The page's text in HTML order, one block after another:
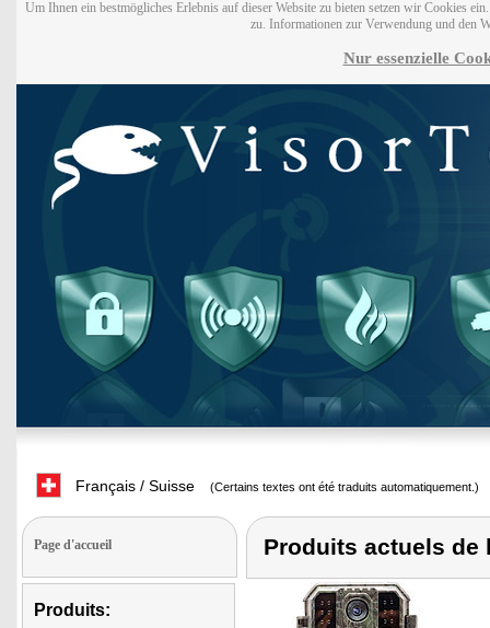
Um Ihnen ein bestmögliches Erlebnis auf dieser Website zu bieten setzen wir Cookies
zu. Informationen zur Verwendung und den
Nur essenzielle
Français / Suisse (Certains textes ont été traduits automatiquement.)
Page d'accueil
Produits:
Produits actuels de